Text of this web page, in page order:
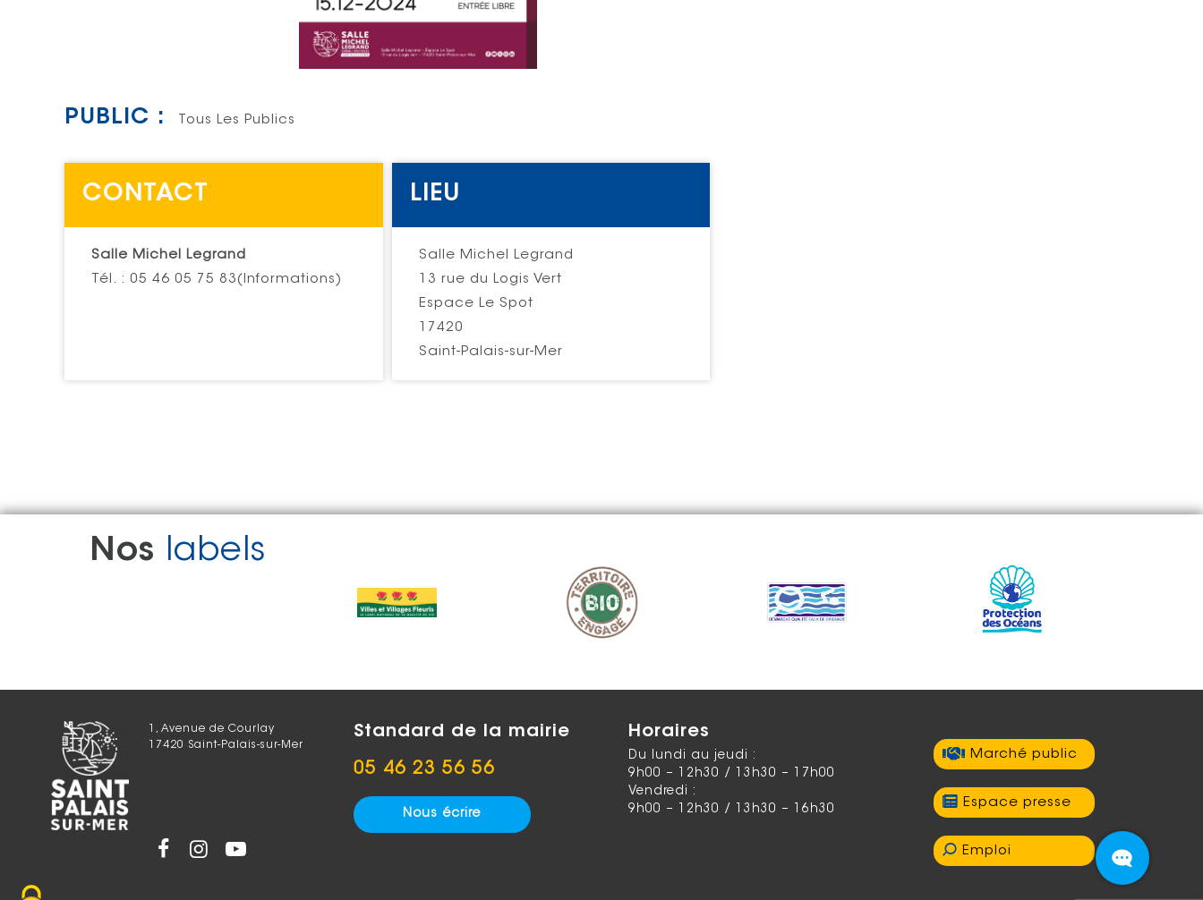
PUBLIC : Tous Les Publics
CONTACT
Salle Michel Legrand
Tél. : 05 46 05 75 83(Informations)
LIEU
Salle Michel Legrand
13 rue du Logis Vert
Espace Le Spot
17420
Saint-Palais-sur-Mer
Nos labels
1, Avenue de Courlay
17420 Saint-Palais-sur-Mer
Standard de la mairie
05 46 23 56 56
Nous écrire
Horaires
Du lundi au jeudi :
9h00 – 12h30 / 13h30 – 17h00
Vendredi :
9h00 – 12h30 / 13h30 – 16h30
Marché public
Espace presse
Emploi